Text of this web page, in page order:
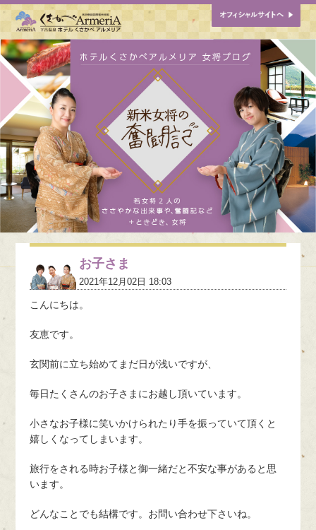
お子さま
2021年12月02日 18:03
こんにちは。
友恵です。
玄関前に立ち始めてまだ日が浅いですが、
毎日たくさんのお子さまにお越し頂いています。
小さなお子様に笑いかけられたり手を振っていて頂くと
嬉しくなってしまいます。
旅行をされる時お子様と御一緒だと不安な事があると思
います。
どんなことでも結構です。お問い合わせ下さいね。